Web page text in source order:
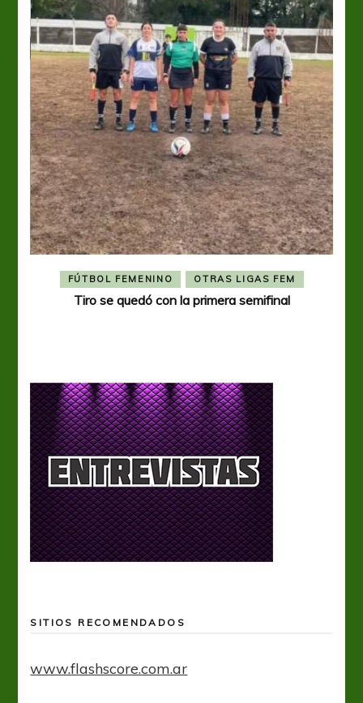
FÚTBOL FEMENINO OTRAS LIGAS FEM
Tiro se quedó con la primera semifinal
SITIOS RECOMENDADOS
www.flashscore.com.ar